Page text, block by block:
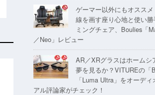
ゲーマー以外にもオスス
線を画す座り心地と使い
ミングチェア、Boulies「
／Neo」レビュー
AR／XRグラスはホームシ
夢を見るか？VITUREの「
「Luma Ultra」をオーディ
アル評論家がチェック！